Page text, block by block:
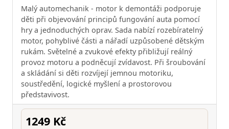
Malý automechanik - motor k demontáži podporuje
děti při objevování principů fungování auta pomocí
hry a jednoduchých oprav. Sada nabízí rozebíratelný
motor, pohyblivé části a nářadí uzpůsobené dětským
rukám. Světelné a zvukové efekty přibližují reálný
provoz motoru a podněcují zvídavost. Při šroubování
a skládání si děti rozvíjejí jemnou motoriku,
soustředění, logické myšlení a prostorovou
představivost.
1249 Kč